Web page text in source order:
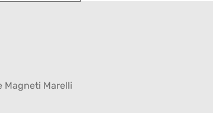
Magneti Marelli